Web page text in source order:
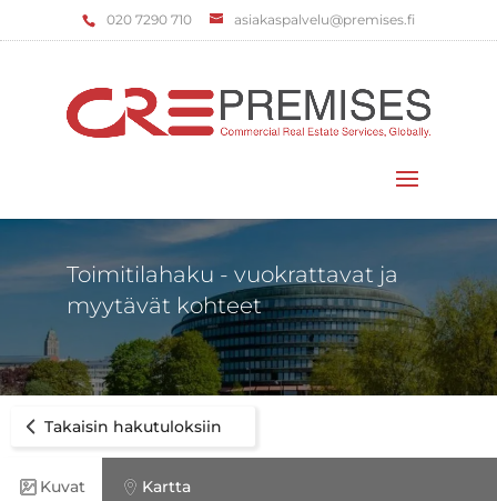
‌020 7290 710 asiakaspalvelu@premises.fi
Toimitilahaku - vuokrattavat ja
myytävät kohteet
Takaisin hakutuloksiin
Kuvat Kartta